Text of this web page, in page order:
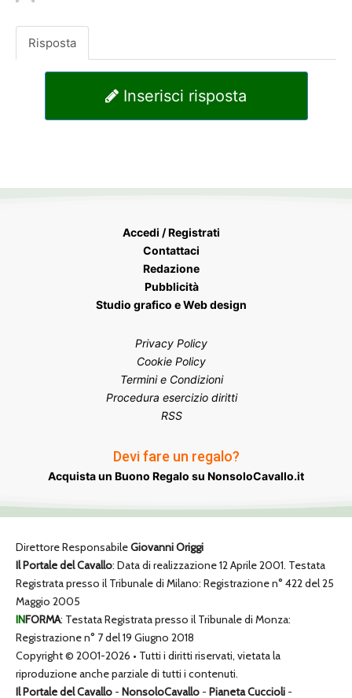
Risposta
Inserisci risposta
Accedi / Registrati
Contattaci
Redazione
Pubblicità
Studio grafico e Web design
Privacy Policy
Cookie Policy
Termini e Condizioni
Procedura esercizio diritti
RSS
Devi fare un regalo?
Acquista un Buono Regalo su NonsoloCavallo.it
Direttore ResponsabileGiovanni Origgi
Il Portale del Cavallo: Data di realizzazione 12 Aprile 2001. Testata
Registrata presso il Tribunale di Milano: Registrazione n° 422 del 25
Maggio 2005
INFORMA: Testata Registrata presso il Tribunale di Monza:
Registrazione n° 7 del 19 Giugno 2018
Copyright © 2001-2026 • Tutti i diritti riservati, vietata la
riproduzione anche parziale di tutti i contenuti.
Il Portale del Cavallo - NonsoloCavallo - Pianeta Cuccioli -